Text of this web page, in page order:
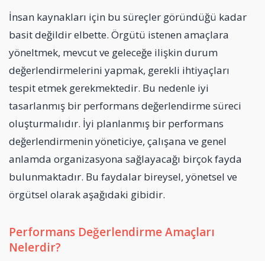
İnsan kaynakları için bu süreçler göründüğü kadar
basit değildir elbette. Örgütü istenen amaçlara
yöneltmek, mevcut ve geleceğe ilişkin durum
değerlendirmelerini yapmak, gerekli ihtiyaçları
tespit etmek gerekmektedir. Bu nedenle iyi
tasarlanmış bir performans değerlendirme süreci
oluşturmalıdır. İyi planlanmış bir performans
değerlendirmenin yöneticiye, çalışana ve genel
anlamda organizasyona sağlayacağı birçok fayda
bulunmaktadır. Bu faydalar bireysel, yönetsel ve
örgütsel olarak aşağıdaki gibidir.
Performans Değerlendirme Amaçları
Nelerdir?